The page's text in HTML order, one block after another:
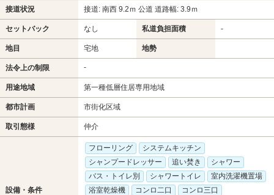
接道状況 接道: 南西 9.2ｍ 公道 道路幅: 3.9ｍ
セットバック なし 私道負担面積 -
地目 宅地 地勢
法令上の制限 -
用途地域 第一種低層住居専用地域
都市計画 市街化区域
取引態様 仲介
設備・条件
フローリング
システムキッチン
シャンプードレッサー
追い焚き
シャワー
バス・トイレ別
シャワートイレ
室内洗濯機置場
浴室乾燥機
コンロ二口
コンロ三口